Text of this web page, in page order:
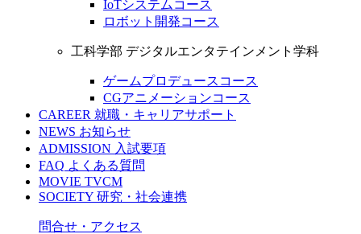
IoTシステムコース
ロボット開発コース
工科学部 デジタルエンタテインメント学科
ゲームプロデュースコース
CGアニメーションコース
CAREER 就職・キャリアサポート
NEWS お知らせ
ADMISSION 入試要項
FAQ よくある質問
MOVIE TVCM
SOCIETY 研究・社会連携
問合せ・アクセス